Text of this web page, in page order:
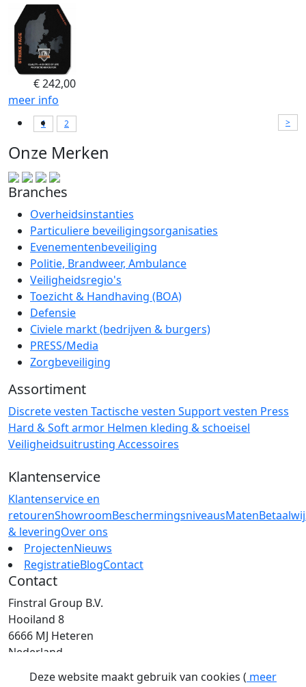
€242,00
meer info
1 2 >
Onze Merken
Branches
Overheidsinstanties
Particuliere beveiligingsorganisaties
Evenementenbeveiliging
Politie, Brandweer, Ambulance
Veiligheidsregio's
Toezicht & Handhaving (BOA)
Defensie
Civiele markt (bedrijven & burgers)
PRESS/Media
Zorgbeveiliging
Assortiment
Discrete vesten Tactische vesten Support vesten Press
Hard & Soft armor Helmen kleding & schoeisel
Veiligheidsuitrusting Accessoires
Klantenservice
Klantenservice en
retourenShowroomBeschermingsniveausMaten
& leveringOver ons
ProjectenNieuws
RegistratieBlogContact
Contact
Finstral Group B.V.
Hooiland 8
6666 MJ Heteren
Nederland
Deze website maakt gebruik van cookies ( meer